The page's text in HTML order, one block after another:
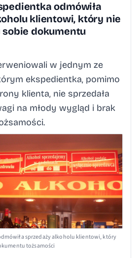
odmówiła
klientowi, który nie
sobie dokumentu
w jednym ze
ekspedientka, pomimo
klienta, nie sprzedała
na młody wygląd i brak
sprzedaży alkoholu klientowi, który
tożsamości